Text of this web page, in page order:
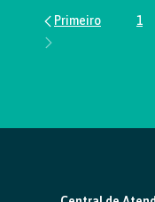
1